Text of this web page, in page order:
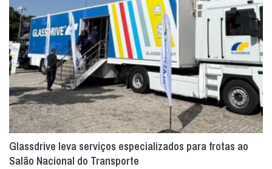
Glassdrive leva serviços especializados para frotas ao
Salão Nacional do Transporte